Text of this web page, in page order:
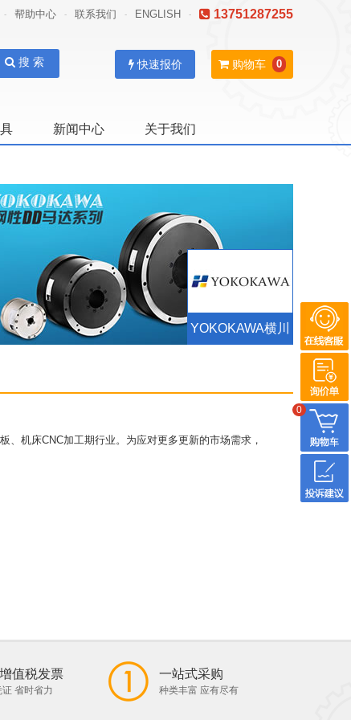
- 帮助中心 - 联系我们 - ENGLISH - 13751287255
搜 索 购物车 0
快速报价
新闻中心 关于我们
YOKOKAWA横川
机床CNC加工期行业。为应对更多更新的市场需求，
值税发票
省时省力
一站式采购
种类丰富 应有尽有
0